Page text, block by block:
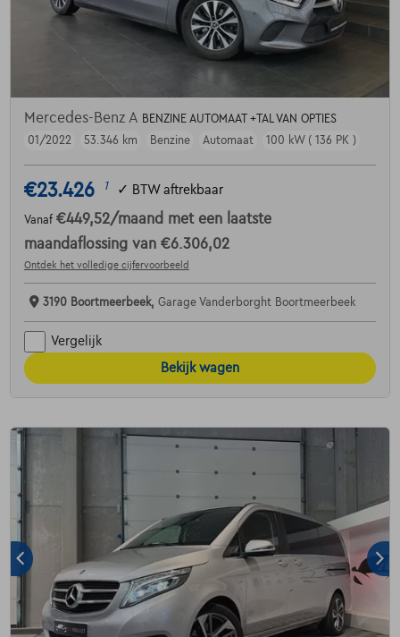
Mercedes-Benz A BENZINE AUTOMAAT +TAL VAN OPTIES
01/2022
53.346 km Benzine Automaat 100 kW ( 136 PK )
€23.426 1 ✓ BTW aftrekbaar
Vanaf €449,52/maand met een laatste
maandaflossing van €6.306,02
Ontdek het volledige cijfervoorbeeld
3190 Boortmeerbeek, Garage Vanderborght Boortmeerbeek
Vergelijk
Bekijk wagen